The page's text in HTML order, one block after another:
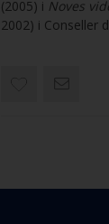
(2005) i Noves
2002) i Conseller